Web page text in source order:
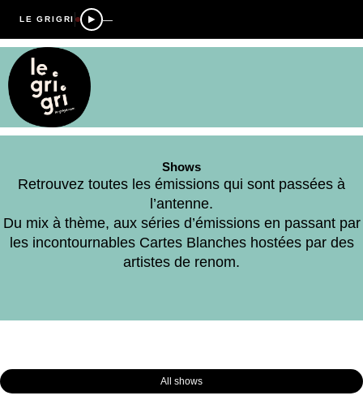
LE GRIGRI —
Shows
Retrouvez toutes les émissions qui sont passées à
l’antenne.
Du mix à thème, aux séries d’émissions en passant par
les incontournables Cartes Blanches hostées par des
artistes de renom.
All shows